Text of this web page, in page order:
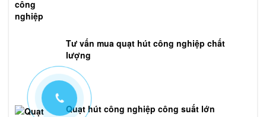
Tư vấn mua quạt hút công nghiệp chất
lượng
Quạt hút công nghiệp công suất lớn